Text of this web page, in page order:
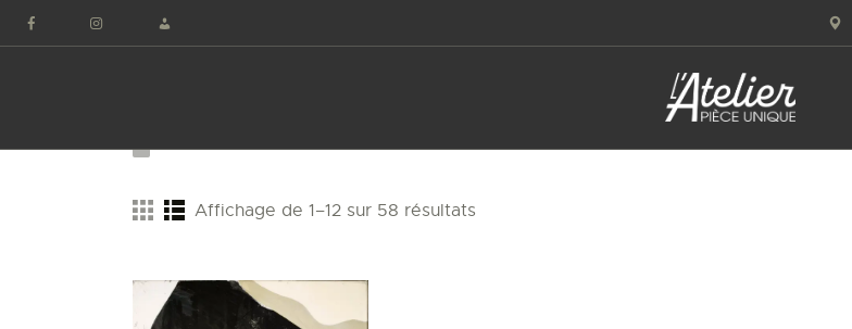
Panneau de gestion des cookies
GALERIE D’ART
ATELIERS D’ART
Affichage de 1–12 sur 58 résultats